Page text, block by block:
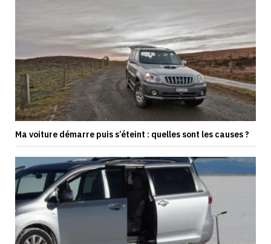
Ma voiture démarre puis s’éteint : quelles sont les causes ?